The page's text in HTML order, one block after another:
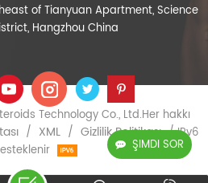
ŞIMDI SOR
of Tianyuan Apartment, Science
Hangzhou China
Technology Co., Ltd.Her hakkı
/ XML / Gizlilik Politikası / IPv6